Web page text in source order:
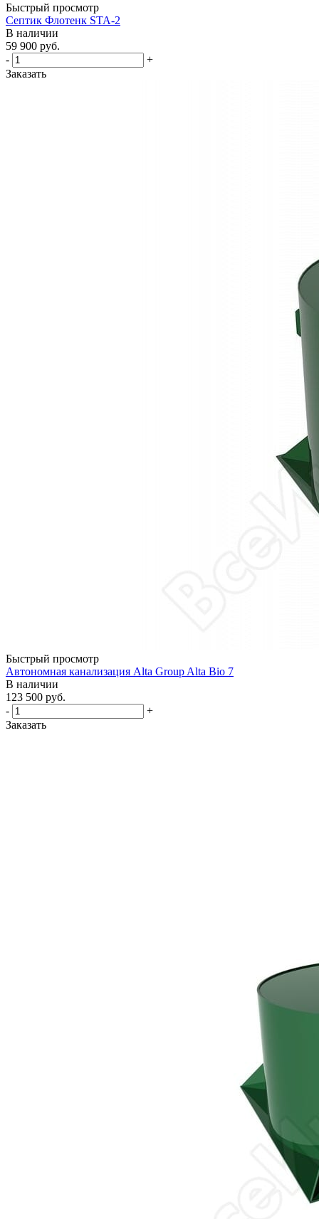
Быстрый просмотр
Септик Флотенк STA-2
В наличии
59 900 руб.
-
+
Заказать
Быстрый просмотр
Автономная канализация Alta Group Alta Bio 7
В наличии
123 500 руб.
-
+
Заказать